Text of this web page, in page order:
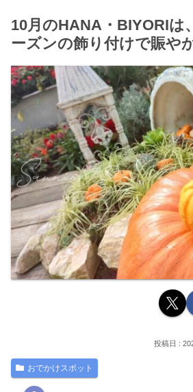
10月のHANA・BIYORIは
ーズンの飾り付けで賑や
おでかけスポット